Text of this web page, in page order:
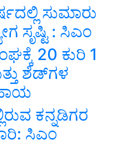
ಸುಮಾರು
ಸೃಷ್ಟಿ : ಸಿಎಂ
20 ಕುರಿ 1
ಶೆಡ್‌ಗಳ
ಕನ್ನಡಿಗರ
ಸಿಎಂ